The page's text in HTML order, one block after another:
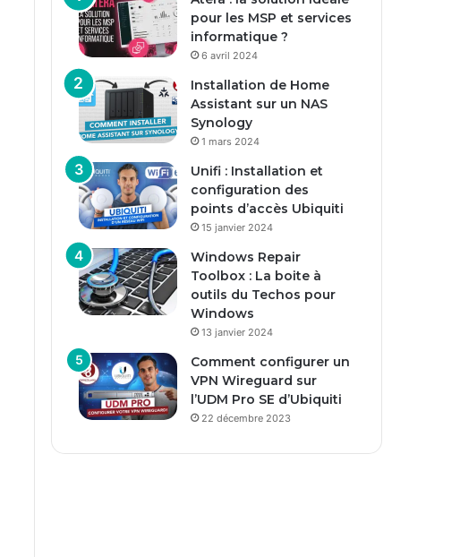
pour les MSP et services
informatique ?
6 avril 2024
Installation de Home
Assistant sur un NAS
Synology
1 mars 2024
Unifi : Installation et
configuration des
points d’accès Ubiquiti
15 janvier 2024
Windows Repair
Toolbox : La boite à
outils du Techos pour
Windows
13 janvier 2024
Comment configurer un
VPN Wireguard sur
l’UDM Pro SE d’Ubiquiti
22 décembre 2023